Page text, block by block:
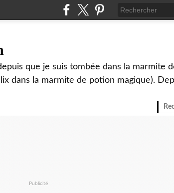
que je suis tombée dans la marmite
dans la marmite de potion magique).
Publicité